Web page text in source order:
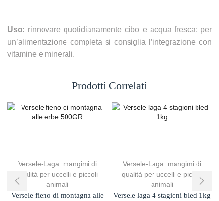
Uso: rinnovare quotidianamente cibo e acqua fresca; per
un’alimentazione completa si consiglia l’integrazione con
vitamine e minerali.
Prodotti Correlati
Versele-Laga: mangimi di
qualità per uccelli e piccoli
animali
Versele fieno di montagna alle
Versele-Laga: mangimi di
qualità per uccelli e piccoli
animali
Versele laga 4 stagioni bled 1kg